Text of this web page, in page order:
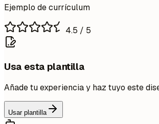
Ejemplo de currículum
4.5 / 5
Usa esta plantilla
Añade tu experiencia y haz tuyo este
Usar plantilla